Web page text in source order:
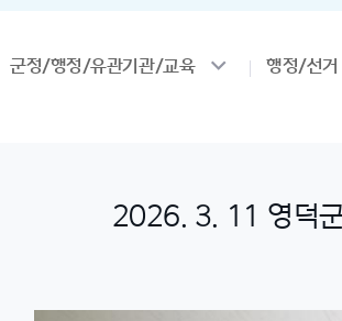
군정/행정/유관기관/교육 행정/선거
2026. 3. 11 영덕